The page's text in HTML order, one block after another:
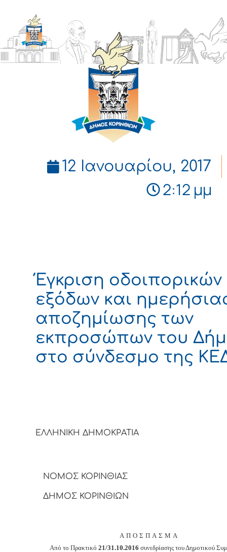
ΔΗΜΟΣ
ΚΟΡΙΝΘΙΩΝ
12 Ιανουαρίου, 2017
2:12 μμ
Έγκριση οδοιπορικών
εξόδων και
αποζημίωσης των
εκπροσώπων του
στο σύνδεσμο της
ΕΛΛΗΝΙΚΗ ΔΗΜΟΚΡΑΤΙΑ
ΝΟΜΟΣ ΚΟΡΙΝΘΙΑΣ
ΔΗΜΟΣ ΚΟΡΙΝΘΙΩΝ
ΑΠΟΣΠΑΣΜΑ
Από το Πρακτικό21/31.10.2016 συνεδρίασης του Δημοτικού